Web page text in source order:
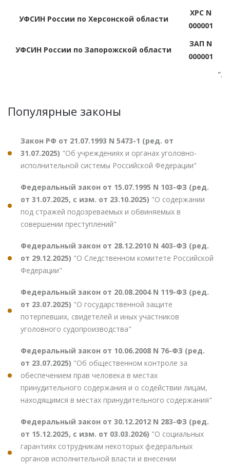
УФСИН России по Херсонской области
ХРС N
000001
УФСИН России по Запорожской области
ЗАП N
000001
".
Популярные законы
Закон РФ от 21.07.1993 N 5473-1 (ред. от
31.07.2025) "Об учреждениях и органах уголовно-
исполнительной системы Российской Федерации"
Федеральный закон от 15.07.1995 N 103-ФЗ (ред.
от 31.07.2025, с изм. от 23.10.2025) "О содержании
под стражей подозреваемых и обвиняемых в
совершении преступлений"
Федеральный закон от 28.12.2010 N 403-ФЗ (ред.
от 29.12.2025) "О Следственном комитете Российской
Федерации"
Федеральный закон от 20.08.2004 N 119-ФЗ (ред.
от 23.07.2025) "О государственной защите
потерпевших, свидетелей и иных участников
уголовного судопроизводства"
Федеральный закон от 10.06.2008 N 76-ФЗ (ред.
от 23.07.2025) "Об общественном контроле за
обеспечением прав человека в местах
принудительного содержания и о содействии лицам,
находящимся в местах принудительного содержания"
Федеральный закон от 30.12.2012 N 283-ФЗ (ред.
от 15.12.2025, с изм. от 03.03.2026) "О социальных
гарантиях сотрудникам некоторых федеральных
органов исполнительной власти и внесении